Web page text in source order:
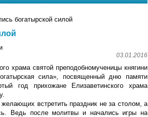
богатырской силой
03.01.2016
храма святой преподобномученицы княгини
сила», посвященный дню памяти
год прихожане Елизаветинского храма
встретить праздник не за столом, а
Ведь после молитвы и начались игры на